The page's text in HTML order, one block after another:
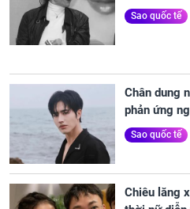
Sao quốc tế
Chân dung
phản ứng
Sao quốc tế
Chiêu lăng